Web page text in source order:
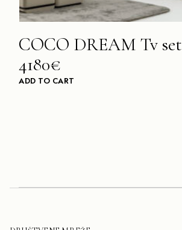
COCO DREAM Tv set
4180€
ADD TO CART